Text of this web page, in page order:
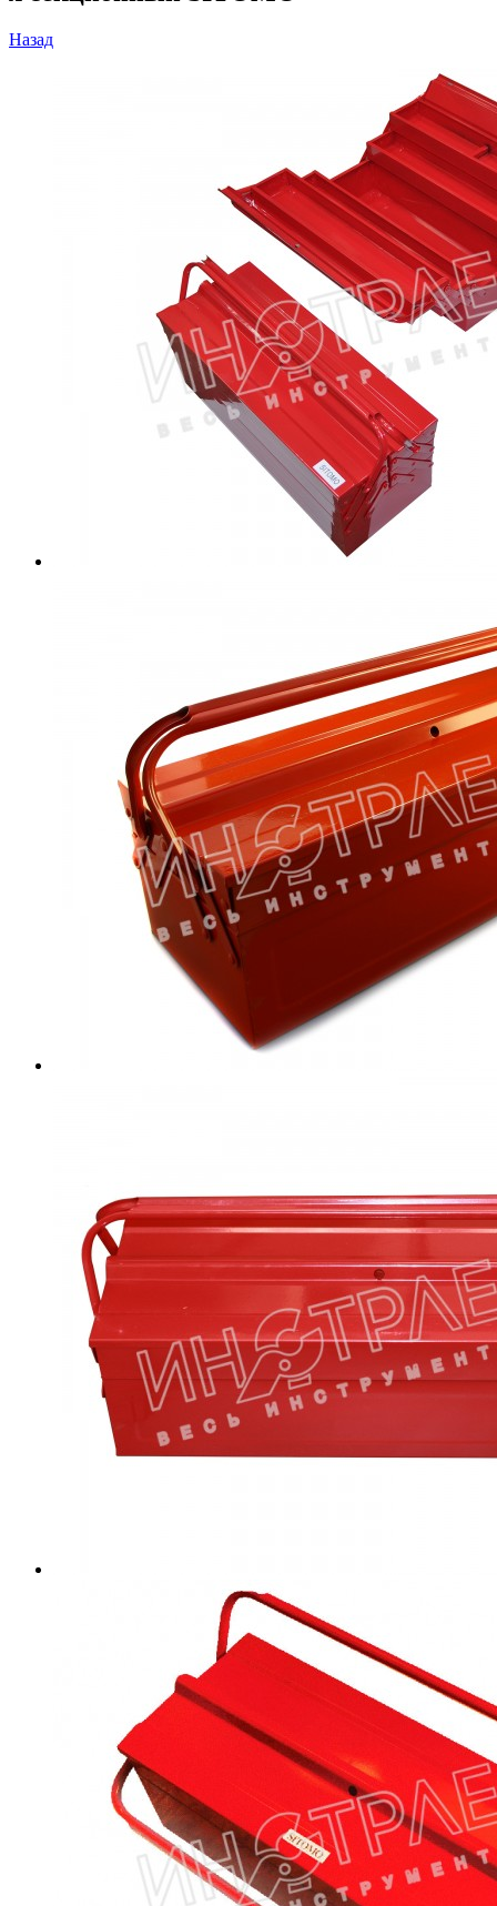
Назад